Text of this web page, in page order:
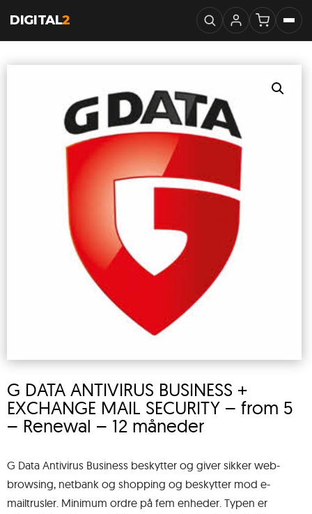
DIGITAL2
G DATA ANTIVIRUS BUSINESS +
EXCHANGE MAIL SECURITY – from 5
– Renewal – 12 måneder
G Data Antivirus Business beskytter og giver sikker web-
browsing, netbank og shopping og beskytter mod e-
mailtrusler. Minimum ordre på fem enheder. Typen er